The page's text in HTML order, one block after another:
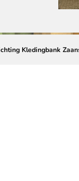
Kledingbank